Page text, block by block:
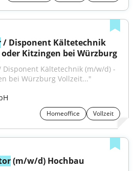
/ Disponent Kältetechnik
oder Kitzingen bei Würzburg
bei Würzburg Vollzeit..."
Homeoffice Vollzeit
(m/w/d) Hochbau